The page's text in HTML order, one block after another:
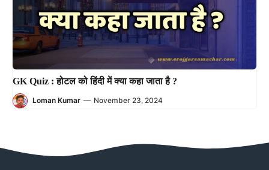
GK Quiz : होटल को हिंदी में क्या कहा जाता है ?
Loman Kumar — November 23, 2024